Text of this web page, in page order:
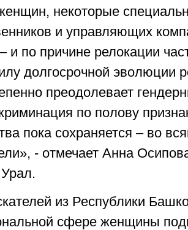
некоторые
и управляющих
и по причине релокации
долгосрочной эволюции
преодолевает
по полову
пока сохраняется – во
- отмечает Анна
из Республики
сфере женщины